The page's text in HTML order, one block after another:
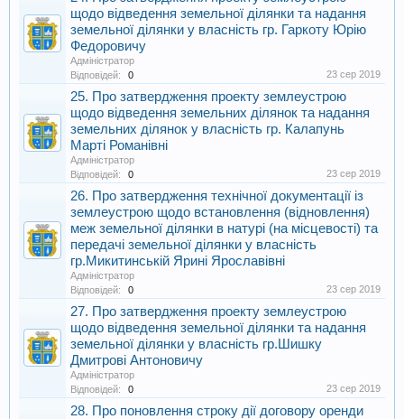
щодо відведення земельної ділянки та надання
земельної ділянки у власність гр. Гаркоту Юрію
Федоровичу
Адміністратор
Відповідей:
0 23 сер 2019
25. Про затвердження проекту землеустрою
щодо відведення земельних ділянок та надання
земельних ділянок у власність гр. Калапунь
Марті Романівні
Адміністратор
Відповідей:
0 23 сер 2019
26. Про затвердження технічної документації із
землеустрою щодо встановлення (відновлення)
меж земельної ділянки в натурі (на місцевості) та
передачі земельної ділянки у власність
гр.Микитинській Ярині Ярославівні
Адміністратор
Відповідей:
0 23 сер 2019
27. Про затвердження проекту землеустрою
щодо відведення земельної ділянки та надання
земельної ділянки у власність гр.Шишку
Дмитрові Антоновичу
Адміністратор
Відповідей:
0 23 сер 2019
28. Про поновлення строку дії договору оренди